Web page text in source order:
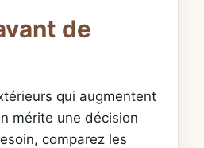
de
qui augmentent
mérite une décision
comparez les